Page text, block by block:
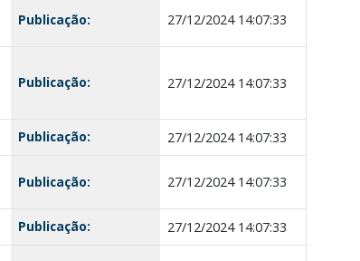
Publicação: 27/12/2024 14:07:33
Publicação: 27/12/2024 14:07:33
Publicação: 27/12/2024 14:07:33
Publicação: 27/12/2024 14:07:33
Publicação: 27/12/2024 14:07:33